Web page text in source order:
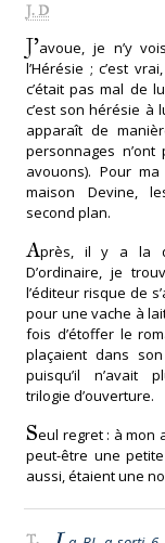
J. D
J’avoue, je n’y
l’Hérésie ; c’est
c’était pas mal de
c’est son hérésie à
apparaît de
personnages
avouons). Pour
maison Devine,
second plan.
Après, il y a la
D’ordinaire, je
l’éditeur risque de
pour une vache à
fois d’étoffer le
plaçaient dans
puisqu’il
trilogie d’ouverture.
Seul regret : à mon
peut-être une
aussi, étaient une